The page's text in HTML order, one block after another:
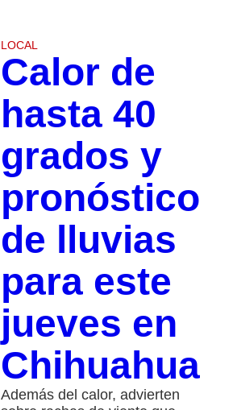
LOCAL
Calor de
hasta 40
grados y
pronóstico
de lluvias
para este
jueves en
Chihuahua
Además del calor, advierten